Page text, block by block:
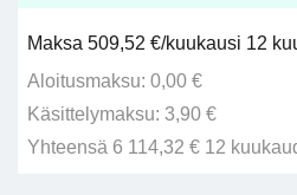
Maksa 509,52 €/kuukausi 12
Aloitusmaksu: 0,00 €
Käsittelymaksu: 3,90 €
Yhteensä 6 114,32 € 12